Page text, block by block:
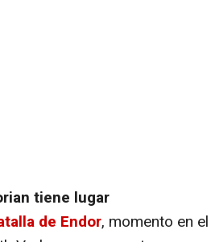
tiene lugar
de Endor, momento en el